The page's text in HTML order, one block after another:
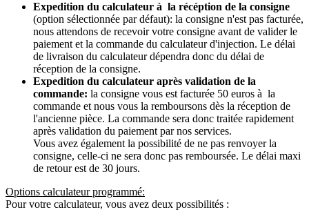
Expedition du calculateur à la récéption de la consigne
(option sélectionnée par défaut): la consigne n'est pas facturée,
nous attendons de recevoir votre consigne avant de valider le
paiement et la commande du calculateur d'injection. Le délai
de livraison du calculateur dépendra donc du délai de
réception de la consigne.
Expedition du calculateur après validation de la
commande: la consigne vous est facturée 50 euros à la
commande et nous vous la remboursons dès la réception de
l'ancienne pièce. La commande sera donc traitée rapidement
après validation du paiement par nos services.
Vous avez également la possibilité de ne pas renvoyer la
consigne, celle-ci ne sera donc pas remboursée. Le délai maxi
de retour est de 30 jours.
Options calculateur programmé:
Pour votre calculateur, vous avez deux possibilités :